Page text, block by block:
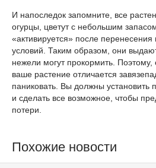
И напоследок запомните, все
огурцы, цветут с небольшим
«активируется» после перенесения
условий. Таким образом, они
нежели могут прокормить.
ваше растение отличается
паниковать. Вы должны установить
и сделать все возможное, чтобы
потери.
Похожие новости